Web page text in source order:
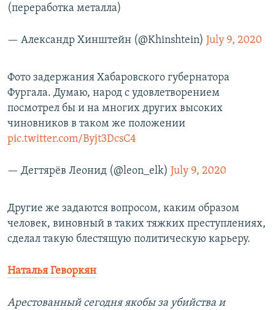
(переработка металла)
— Александр Хинштейн (@Khinshtein) July 9, 2020
Фото задержания Хабаровского губернатора
Фургала. Думаю, народ с удовлетворением
посмотрел бы и на многих других высоких
чиновников в таком же положении
pic.twitter.com/Byjt3DcsC4
— Дегтярёв Леонид (@leon_elk) July 9, 2020
Другие же задаются вопросом, каким образом
человек, виновный в таких тяжких преступлениях,
сделал такую блестящую политическую карьеру.
Наталья Геворкян
Арестованный сегодня якобы за убийства и